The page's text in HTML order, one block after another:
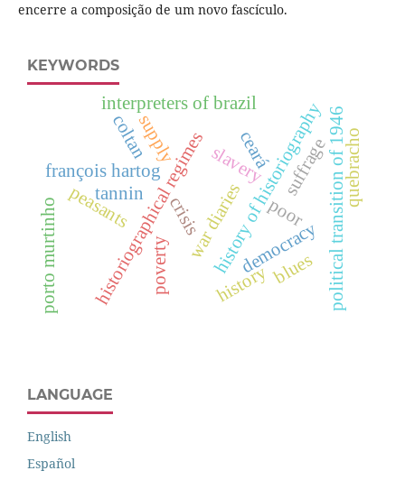
encerre a composição de um novo fascículo.
KEYWORDS
history of historiography
historiographical regimeswar diaries
poverty
poor
slavery
democracy political transition of 1946
history
françois hartog
peasants
supply
crisis
ceará
interpreters of brazil
suffrage quebracho
tannin
porto murtinho
coltan
blues
LANGUAGE
English
Español